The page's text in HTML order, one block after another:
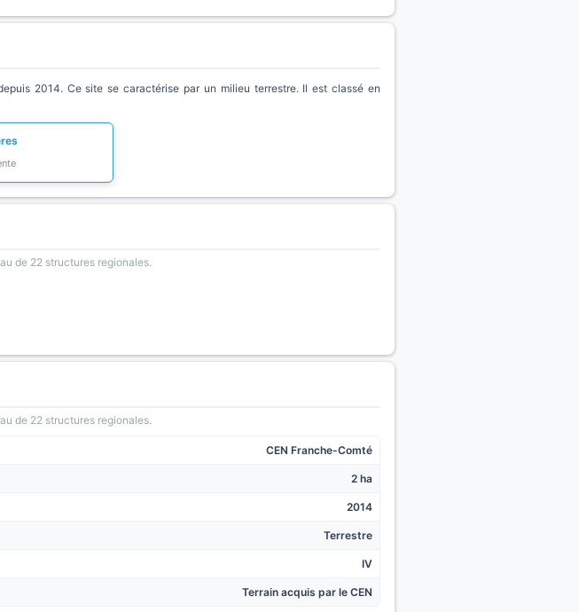
2014. Ce site se caractérise par un milieu terrestre. Il est classé en
de 22 structures regionales.
de 22 structures regionales.
CEN Franche-Comté
2 ha
2014
Terrestre
IV
Terrain acquis par le CEN